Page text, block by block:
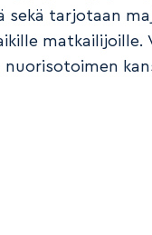
sekä tarjotaan
matkailijoille.